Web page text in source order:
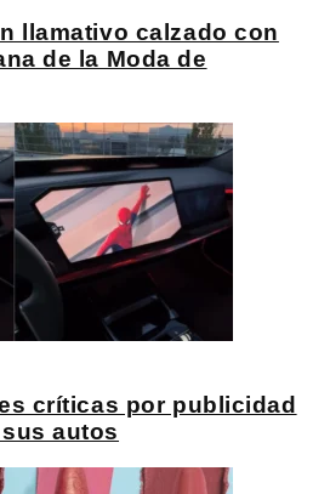
llamativo calzado con
de la Moda de
críticas por publicidad
autos